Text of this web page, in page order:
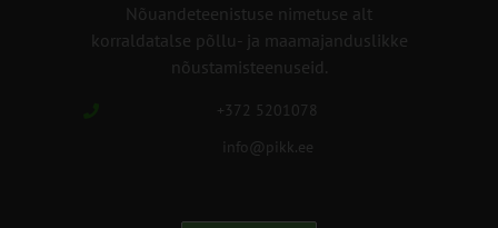
Nõuandeteenistuse nimetuse alt
korraldatalse põllu- ja maamajanduslikke
nõustamisteenuseid.
+372 5201078
info@pikk.ee